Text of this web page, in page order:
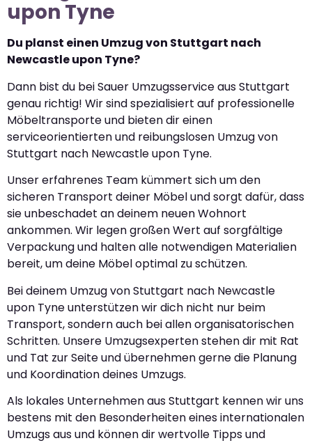
upon Tyne
Du planst einen Umzug von Stuttgart nach
Newcastle upon Tyne?
Dann bist du bei Sauer Umzugsservice aus Stuttgart
genau richtig! Wir sind spezialisiert auf professionelle
Möbeltransporte und bieten dir einen
serviceorientierten und reibungslosen Umzug von
Stuttgart nach Newcastle upon Tyne.
Unser erfahrenes Team kümmert sich um den
sicheren Transport deiner Möbel und sorgt dafür, dass
sie unbeschadet an deinem neuen Wohnort
ankommen. Wir legen großen Wert auf sorgfältige
Verpackung und halten alle notwendigen Materialien
bereit, um deine Möbel optimal zu schützen.
Bei deinem Umzug von Stuttgart nach Newcastle
upon Tyne unterstützen wir dich nicht nur beim
Transport, sondern auch bei allen organisatorischen
Schritten. Unsere Umzugsexperten stehen dir mit Rat
und Tat zur Seite und übernehmen gerne die Planung
und Koordination deines Umzugs.
Als lokales Unternehmen aus Stuttgart kennen wir uns
bestens mit den Besonderheiten eines internationalen
Umzugs aus und können dir wertvolle Tipps und